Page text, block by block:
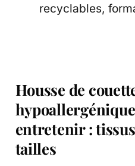
recyclables,
Housse de
entretenir :
tailles